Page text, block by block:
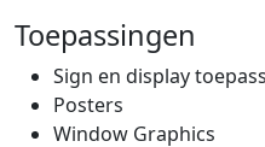
Toepassingen
Sign en display
Posters
Window Graphics